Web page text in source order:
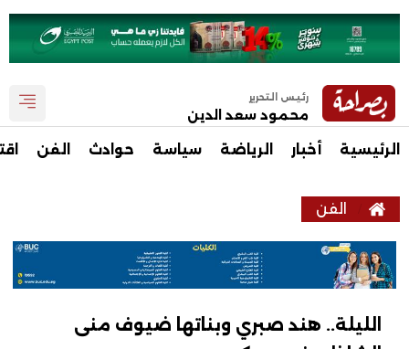
رئيس التحرير
محمود سعد الدين
الرئيسية أخبار الرياضة سياسة حوادث الفن
الفن
الليلة.. هند صبري وبناتها ضيوف منى